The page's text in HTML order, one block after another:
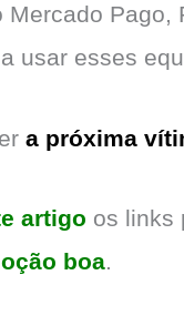
usar esses
a próxima
artigo os links
boa.